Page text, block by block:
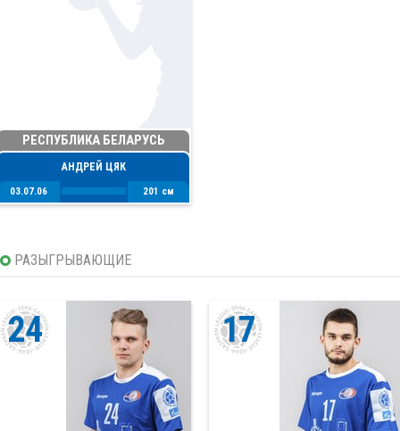
РЕСПУБЛИКА БЕЛАРУСЬ
АНДРЕЙ ЦЯК
03.07.06 201 см
РАЗЫГРЫВАЮЩИЕ
24 17